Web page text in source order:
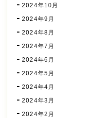
2024年10月
2024年9月
2024年8月
2024年7月
2024年6月
2024年5月
2024年4月
2024年3月
2024年2月